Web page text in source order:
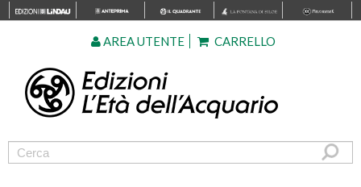
AREA UTENTE CARRELLO